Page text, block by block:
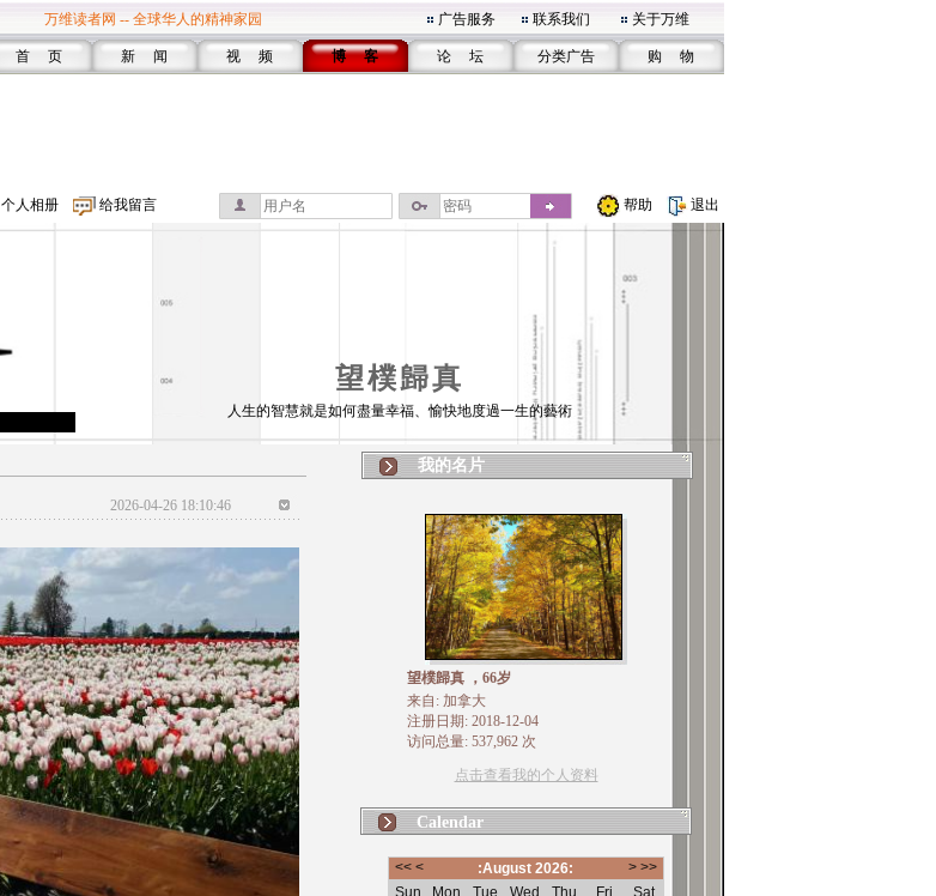
万维读者网 -- 全球华人的精神家园 广告服务 联系我们 关于万维
首 页 新 闻 视 频 博 客 论 坛 分类广告 购 物
个人相册 给我留言 帮助 退出
望樸歸真
人生的智慧就是如何盡量幸福、愉快地度過一生的藝術
2026-04-26 18:10:46
我的名片
望樸歸真 ，66岁
来自: 加拿大
注册日期: 2018-12-04
访问总量: 537,962 次
点击查看我的个人资料
Calendar